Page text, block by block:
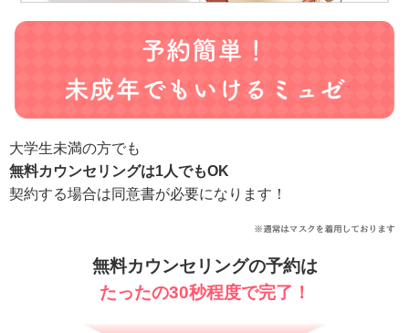
大学生未満の方でも
無料カウンセリングは1人でもOK
契約する場合は同意書が必要になります！
無料カウンセリングの予約は
たったの30秒程度で完了！